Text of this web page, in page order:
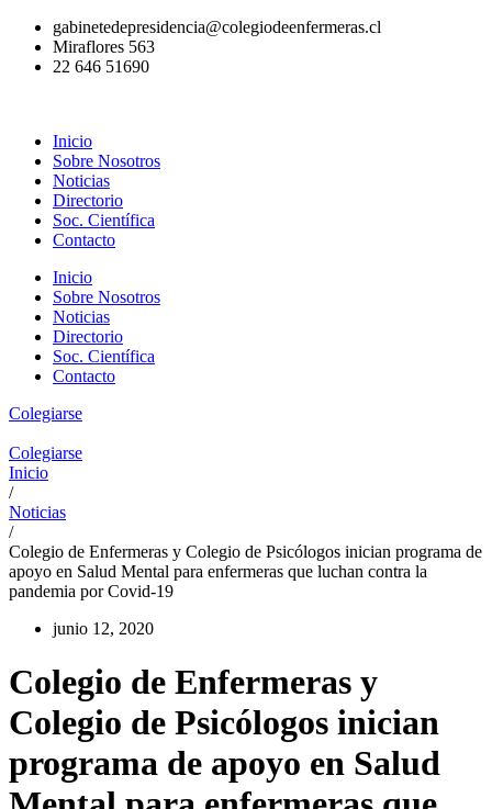
contenido
gabinetedepresidencia@colegiodeenfermeras.cl
Miraflores 563
22 646 51690
Inicio
Sobre Nosotros
Noticias
Directorio
Soc. Científica
Contacto
Inicio
Sobre Nosotros
Noticias
Directorio
Soc. Científica
Contacto
Colegiarse
Colegiarse
Inicio
/
Noticias
/
Colegio de Enfermeras y Colegio de Psicólogos inician programa de
apoyo en Salud Mental para enfermeras que luchan contra la
pandemia por Covid-19
junio 12, 2020
Colegio de Enfermeras y
Colegio de Psicólogos inician
programa de apoyo en Salud